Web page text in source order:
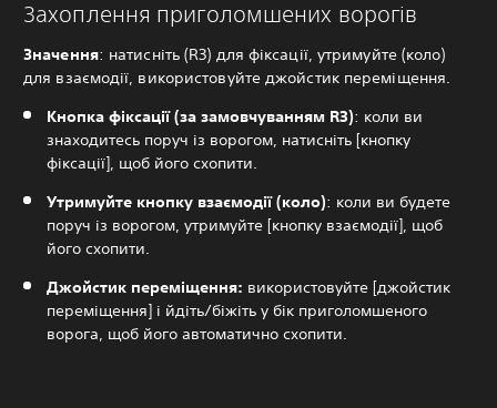
Захоплення приголомшених ворогів
Значення: натисніть (R3) для фіксації, утримуйте (коло)
для взаємодії, використовуйте джойстик переміщення.
Кнопка фіксації (за замовчуванням R3): коли ви
знаходитесь поруч із ворогом, натисніть [кнопку
фіксації], щоб його схопити.
Утримуйте кнопку взаємодії (коло): коли ви будете
поруч із ворогом, утримуйте [кнопку взаємодії], щоб
його схопити.
Джойстик переміщення: використовуйте [джойстик
переміщення] і йдіть/біжіть у бік приголомшеного
ворога, щоб його автоматично схопити.